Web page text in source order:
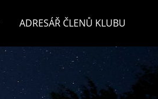
ADRESÁŘ ČLENŮ KLUBU